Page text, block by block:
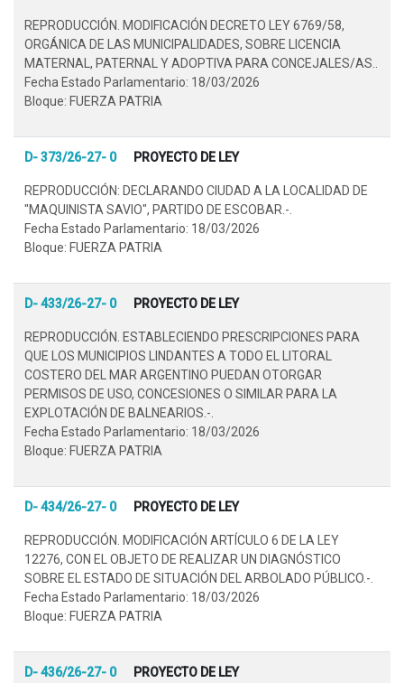
REPRODUCCIÓN. MODIFICACIÓN DECRETO LEY 6769/58,
ORGÁNICA DE LAS MUNICIPALIDADES, SOBRE LICENCIA
MATERNAL, PATERNAL Y ADOPTIVA PARA CONCEJALES/AS..
Fecha Estado Parlamentario: 18/03/2026
Bloque: FUERZA PATRIA
D- 373/26-27- 0 PROYECTO DE LEY
REPRODUCCIÓN: DECLARANDO CIUDAD A LA LOCALIDAD DE
"MAQUINISTA SAVIO", PARTIDO DE ESCOBAR.-.
Fecha Estado Parlamentario: 18/03/2026
Bloque: FUERZA PATRIA
D- 433/26-27- 0 PROYECTO DE LEY
REPRODUCCIÓN. ESTABLECIENDO PRESCRIPCIONES PARA
QUE LOS MUNICIPIOS LINDANTES A TODO EL LITORAL
COSTERO DEL MAR ARGENTINO PUEDAN OTORGAR
PERMISOS DE USO, CONCESIONES O SIMILAR PARA LA
EXPLOTACIÓN DE BALNEARIOS.-.
Fecha Estado Parlamentario: 18/03/2026
Bloque: FUERZA PATRIA
D- 434/26-27- 0 PROYECTO DE LEY
REPRODUCCIÓN. MODIFICACIÓN ARTÍCULO 6 DE LA LEY
12276, CON EL OBJETO DE REALIZAR UN DIAGNÓSTICO
SOBRE EL ESTADO DE SITUACIÓN DEL ARBOLADO PÚBLICO.-.
Fecha Estado Parlamentario: 18/03/2026
Bloque: FUERZA PATRIA
D- 436/26-27- 0 PROYECTO DE LEY